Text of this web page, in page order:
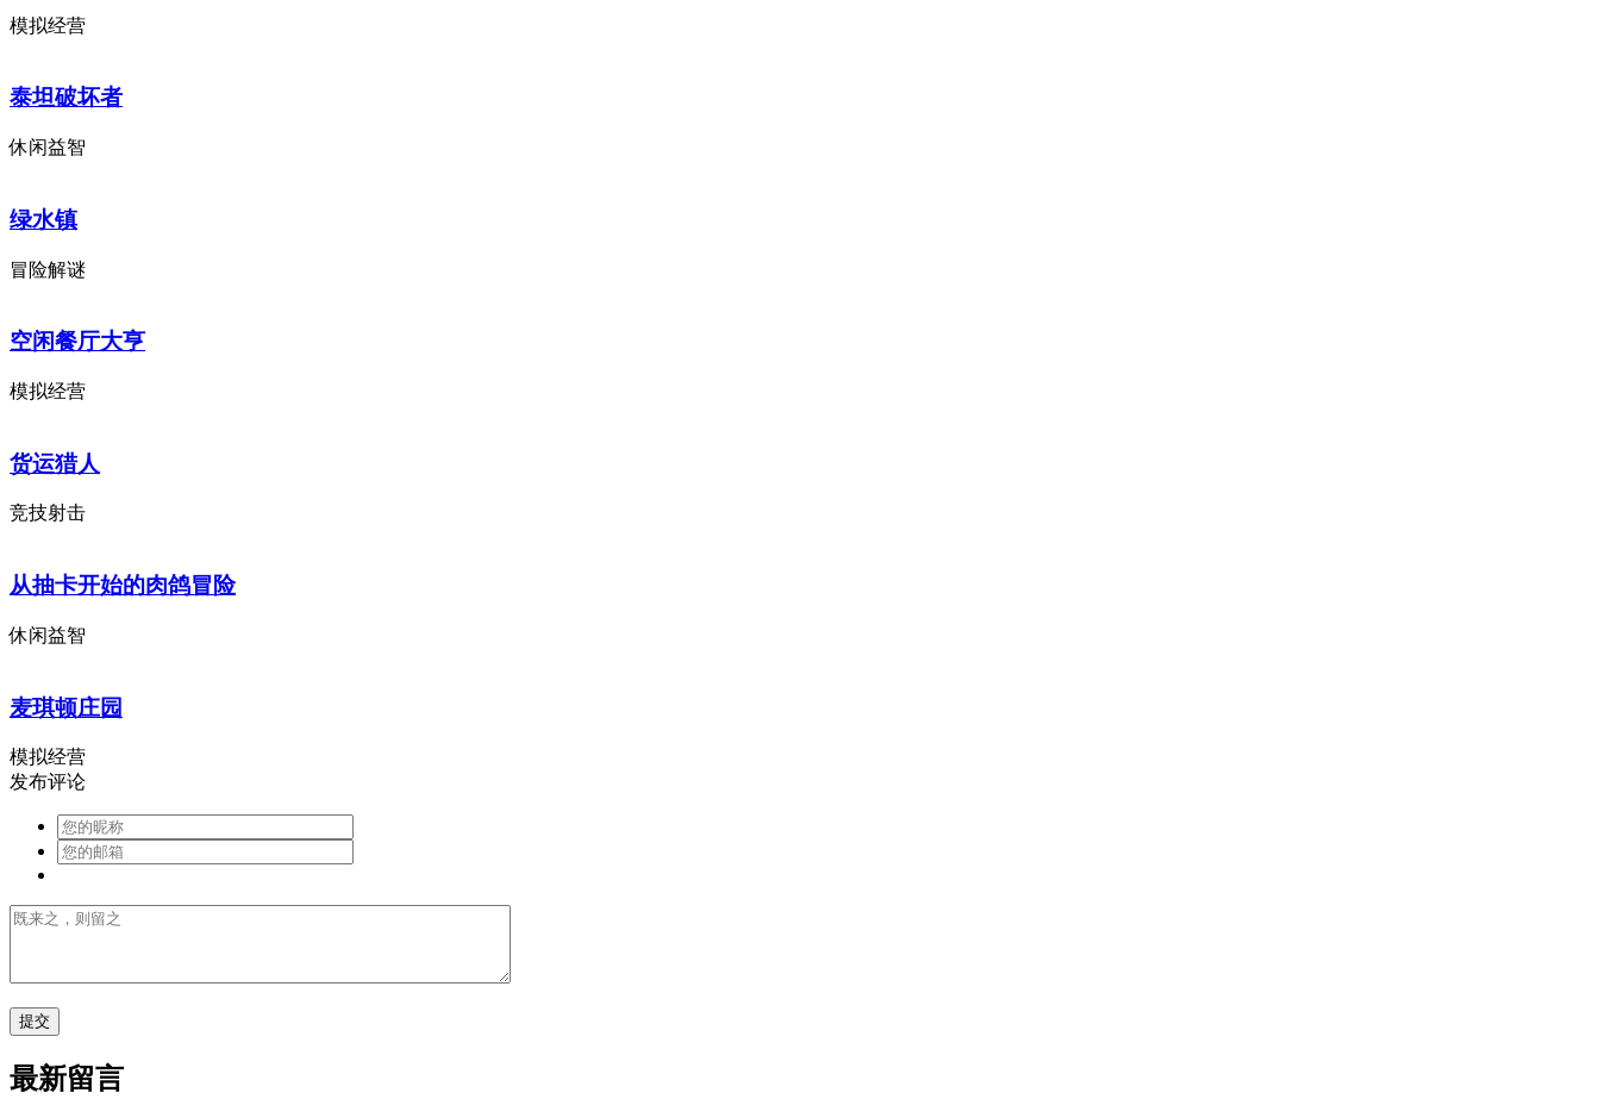
模拟经营
泰坦破坏者
休闲益智
绿水镇
冒险解谜
空闲餐厅大亨
模拟经营
货运猎人
竞技射击
从抽卡开始的肉鸽冒险
休闲益智
麦琪顿庄园
模拟经营
发布评论
最新留言